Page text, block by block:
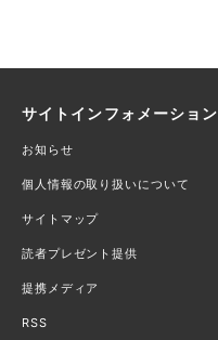
サイトインフォメーション
お知らせ
個人情報の取り扱いについて
サイトマップ
読者プレゼント提供
提携メディア
RSS